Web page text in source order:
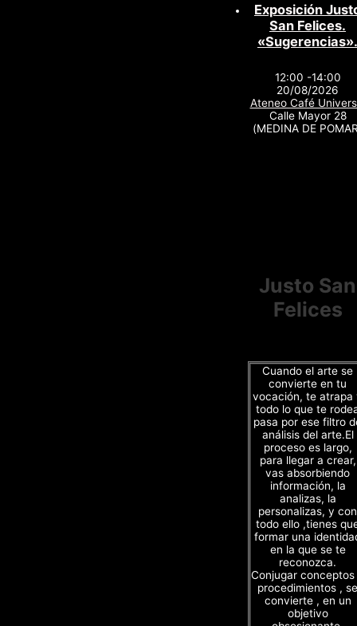
Exposición
San Felices.
«Sugerencias».
12:00 -14:00
20/08/2026
Ateneo Café
Calle Mayor 28
(MEDINA DE
Justo San
Felices
Cuando el arte se
convierte en tu
vocación, te atrapa
todo lo que te
pasa por ese filtro
análisis del arte.El
proceso es largo,
para llegar a crear,
vas absorbiendo
información, la
analizas, la
personalizas, y con
todo ello ,tienes
formar una
en la que se te
reconozca.
Conjugar
procedimientos , se
convierte , en un
objetivo